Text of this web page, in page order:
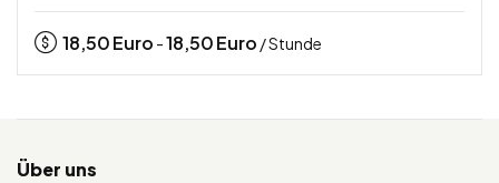
18,50Euro -18,50Euro / Stunde
Über uns